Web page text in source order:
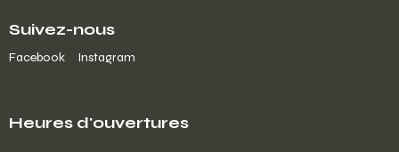
Suivez-nous
Facebook Instagram
Heures d'ouvertures